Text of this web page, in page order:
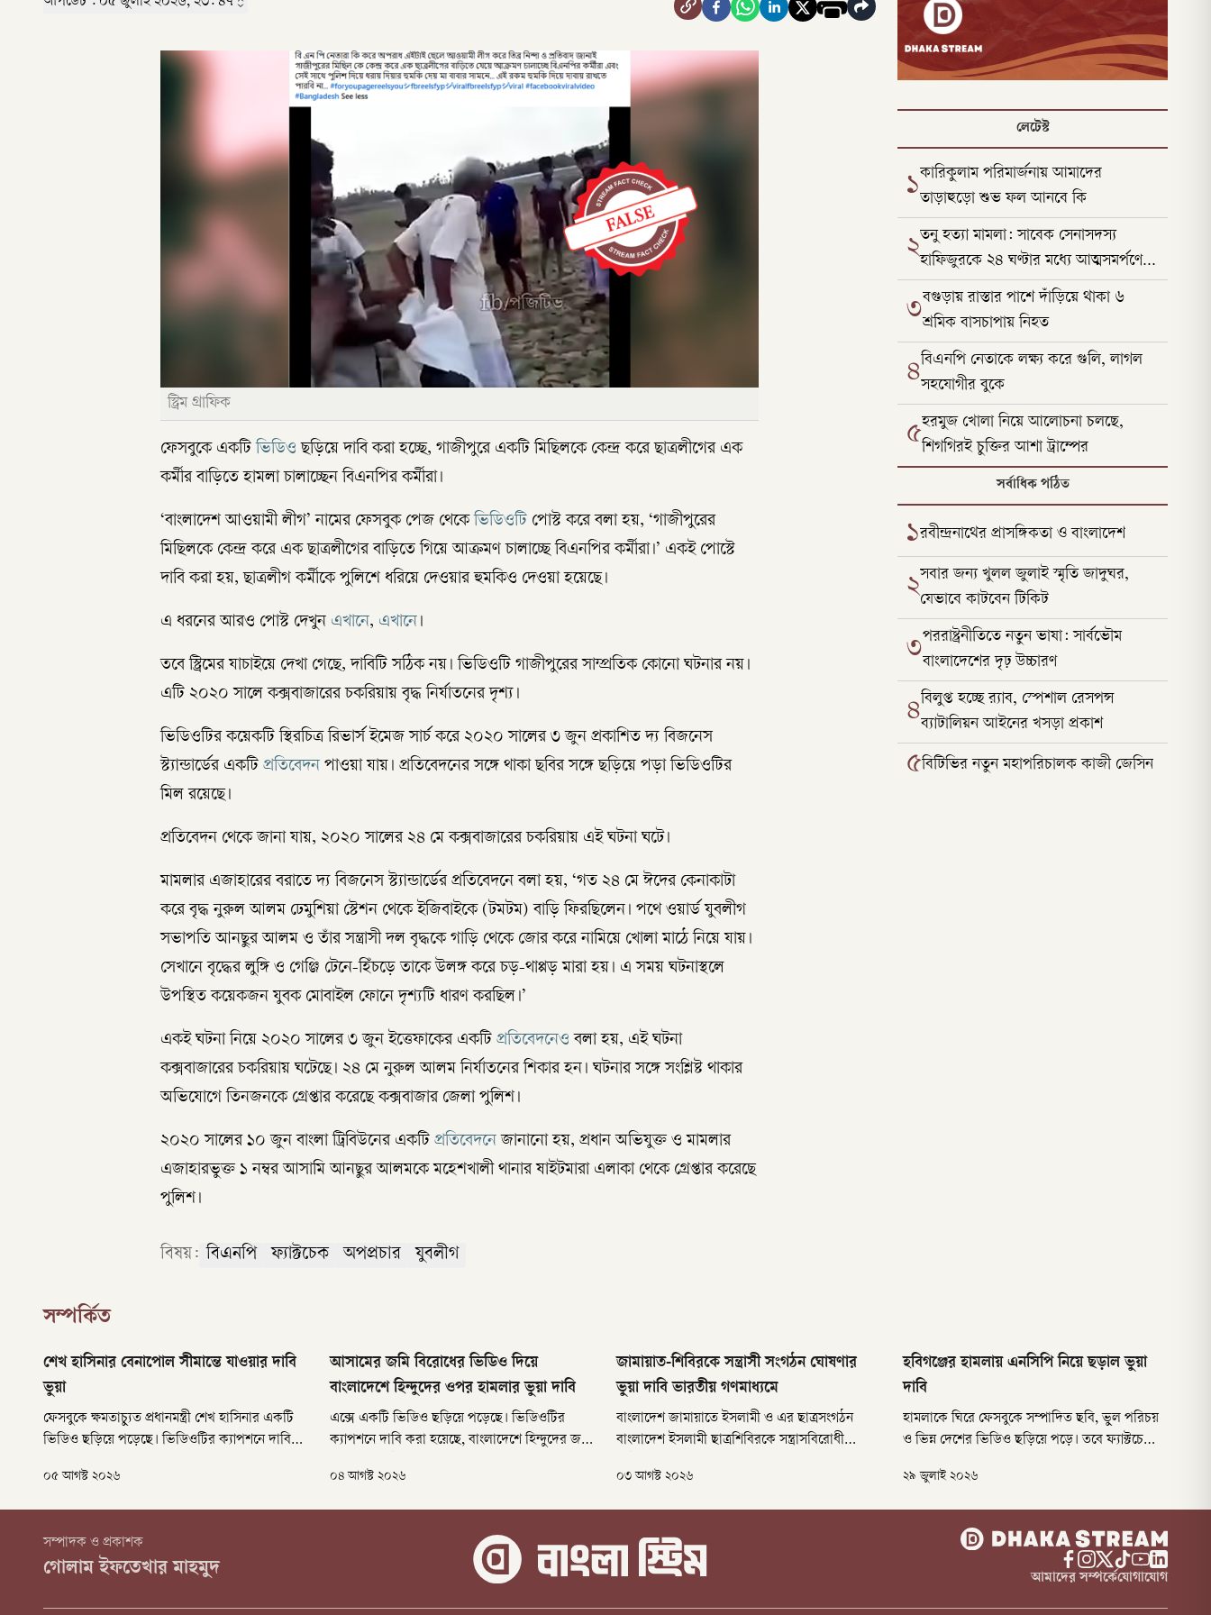
স্ট্রিম গ্রাফিক
ফেসবুকে একটিভিডিও ছড়িয়ে দাবি করা হচ্ছে, গাজীপুরে একটি মিছিলকে কেন্দ্র করে ছাত্রলীগের এক
কর্মীর বাড়িতে হামলা চালাচ্ছেন বিএনপির কর্মীরা।
‘বাংলাদেশ আওয়ামী লীগ’ নামের ফেসবুক পেজ থেকেভিডিওটি পোস্ট করে বলা হয়, ‘গাজীপুরের
মিছিলকে কেন্দ্র করে এক ছাত্রলীগের বাড়িতে গিয়ে আক্রমণ চালাচ্ছে বিএনপির কর্মীরা।’ একই পোস্টে
দাবি করা হয়, ছাত্রলীগ কর্মীকে পুলিশে ধরিয়ে দেওয়ার হুমকিও দেওয়া হয়েছে।
এ ধরনের আরও পোস্ট দেখুন এখানে, এখানে ।
তবে স্ট্রিমের যাচাইয়ে দেখা গেছে, দাবিটি সঠিক নয়। ভিডিওটি গাজীপুরের সাম্প্রতিক কোনো ঘটনার নয়।
এটি ২০২০ সালে কক্সবাজারের চকরিয়ায় বৃদ্ধ নির্যাতনের দৃশ্য।
ভিডিওটির কয়েকটি স্থিরচিত্র রিভার্স ইমেজ সার্চ করে ২০২০ সালের ৩ জুন প্রকাশিত দ্য বিজনেস
স্ট্যান্ডার্ডের একটি প্রতিবেদন পাওয়া যায়। প্রতিবেদনের সঙ্গে থাকা ছবির সঙ্গে ছড়িয়ে পড়া ভিডিওটির
মিল রয়েছে।
প্রতিবেদন থেকে জানা যায়, ২০২০ সালের ২৪ মে কক্সবাজারের চকরিয়ায় এই ঘটনা ঘটে।
মামলার এজাহারের বরাতে দ্য বিজনেস স্ট্যান্ডার্ডের প্রতিবেদনে বলা হয়, ‘গত ২৪ মে ঈদের কেনাকাটা
করে বৃদ্ধ নুরুল আলম ঢেমুশিয়া স্টেশন থেকে ইজিবাইকে (টমটম) বাড়ি ফিরছিলেন। পথে ওয়ার্ড যুবলীগ
সভাপতি আনছুর আলম ও তাঁর সন্ত্রাসী দল বৃদ্ধকে গাড়ি থেকে জোর করে নামিয়ে খোলা মাঠে নিয়ে যায়।
সেখানে বৃদ্ধের লুঙ্গি ও গেঞ্জি টেনে-হিঁচড়ে তাকে উলঙ্গ করে চড়-থাপ্পড় মারা হয়। এ সময় ঘটনাস্থলে
উপস্থিত কয়েকজন যুবক মোবাইল ফোনে দৃশ্যটি ধারণ করছিল।’
একই ঘটনা নিয়ে ২০২০ সালের ৩ জুন ইত্তেফাকের একটি প্রতিবেদনেও বলা হয়, এই ঘটনা
কক্সবাজারের চকরিয়ায় ঘটেছে। ২৪ মে নুরুল আলম নির্যাতনের শিকার হন। ঘটনার সঙ্গে সংশ্লিষ্ট থাকার
অভিযোগে তিনজনকে গ্রেপ্তার করেছে কক্সবাজার জেলা পুলিশ।
২০২০ সালের ১০ জুন বাংলা ট্রিবিউনের একটি প্রতিবেদনে জানানো হয়, প্রধান অভিযুক্ত ও মামলার
এজাহারভুক্ত ১ নম্বর আসামি আনছুর আলমকে মহেশখালী থানার ষাইটমারা এলাকা থেকে গ্রেপ্তার করেছে
পুলিশ।
বিষয়: বিএনপি ফ্যাক্টচেক অপপ্রচার যুবলীগ
লেটেস্ট
১কারিকুলাম পরিমার্জনায় আমাদের
তাড়াহুড়ো শুভ ফল আনবে কি
২তনু হত্যা মামলা: সাবেক সেনাসদস্য
হাফিজুরকে ২৪ ঘণ্টার মধ্যে আত্মসমর্পণের
নির্দেশ
৩বগুড়ায় রাস্তার পাশে দাঁড়িয়ে থাকা ৬
শ্রমিক বাসচাপায় নিহত
৪বিএনপি নেতাকে লক্ষ্য করে গুলি, লাগল
সহযোগীর বুকে
৫হরমুজ খোলা নিয়ে আলোচনা চলছে,
শিগগিরই চুক্তির আশা ট্রাম্পের
সর্বাধিক পঠিত
১রবীন্দ্রনাথের প্রাসঙ্গিকতা ও বাংলাদেশ
২সবার জন্য খুলল জুলাই স্মৃতি জাদুঘর,
যেভাবে কাটবেন টিকিট
৩পররাষ্ট্রনীতিতে নতুন ভাষা: সার্বভৌম
বাংলাদেশের দৃঢ় উচ্চারণ
৪বিলুপ্ত হচ্ছে র‍্যাব, স্পেশাল রেসপন্স
ব্যাটালিয়ন আইনের খসড়া প্রকাশ
৫বিটিভির নতুন মহাপরিচালক কাজী জেসিন
সম্পর্কিত
শেখ হাসিনার বেনাপোল সীমান্তে যাওয়ার দাবি
ভুয়া
ফেসবুকে ক্ষমতাচ্যুত প্রধানমন্ত্রী শেখ হাসিনার একটি
ভিডিও ছড়িয়ে পড়েছে। ভিডিওটির ক্যাপশনে দাবি
বাংলাদেশ দেখে গেছেন। ক্যাপশনে আরও বলা হয়,
০৫ আগস্ট ২০২৬
আসামের জমি বিরোধের ভিডিও দিয়ে
বাংলাদেশে হিন্দুদের ওপর হামলার ভুয়া দাবি
এক্সে একটি ভিডিও ছড়িয়ে পড়েছে। ভিডিওটির
ক্যাপশনে দাবি করা হয়েছে, বাংলাদেশে হিন্দুদের জমি
চালিয়েছে। হামলা থেকে নারী ও শিশুরাও রেহাই
০৪ আগস্ট ২০২৬
জামায়াত-শিবিরকে সন্ত্রাসী সংগঠন ঘোষণার
ভুয়া দাবি ভারতীয় গণমাধ্যমে
বাংলাদেশ জামায়াতে ইসলামী ও এর ছাত্রসংগঠন
বাংলাদেশ ইসলামী ছাত্রশিবিরকে সন্ত্রাসবিরোধী
করে একটি পোস্ট প্রকাশ করেছে ভারতীয়
০৩ আগস্ট ২০২৬
হবিগঞ্জের হামলায় এনসিপি নিয়ে ছড়াল ভুয়া
দাবি
হামলাকে ঘিরে ফেসবুকে সম্পাদিত ছবি, ভুল পরিচয়
ও ভিন্ন দেশের ভিডিও ছড়িয়ে পড়ে। তবে ফ্যাক্টচেকে
২৯ জুলাই ২০২৬
সম্পাদক ও প্রকাশক
গোলাম ইফতেখার মাহমুদ আমাদের সম্পর্কেযোগাযোগ